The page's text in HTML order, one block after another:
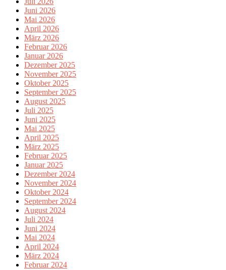
Juni 2026
Mai 2026
April 2026
März 2026
Februar 2026
Januar 2026
Dezember 2025
November 2025
Oktober 2025
September 2025
August 2025
Juli 2025
Juni 2025
Mai 2025
April 2025
März 2025
Februar 2025
Januar 2025
Dezember 2024
November 2024
Oktober 2024
September 2024
August 2024
Juli 2024
Juni 2024
Mai 2024
April 2024
März 2024
Februar 2024